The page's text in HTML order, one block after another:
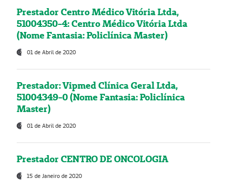
Prestador Centro Médico Vitória Ltda,
51004350-4: Centro Médico Vitória Ltda
(Nome Fantasia: Policlínica Master)
01 de Abril de 2020
Prestador: Vipmed Clínica Geral Ltda,
51004349-0 (Nome Fantasia: Policlínica
Master)
01 de Abril de 2020
Prestador CENTRO DE ONCOLOGIA
15 de Janeiro de 2020